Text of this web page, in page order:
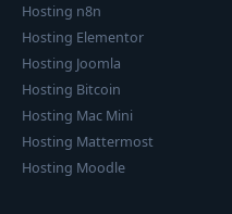
Hosting n8n
Hosting Elementor
Hosting Joomla
Hosting Bitcoin
Hosting Mac Mini
Hosting Mattermost
Hosting Moodle